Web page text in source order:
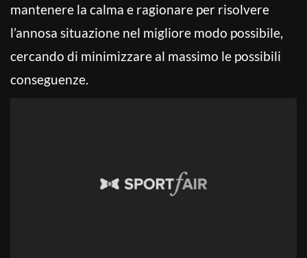
mantenere la calma e ragionare per risolvere
l’annosa situazione nel migliore modo possibile,
cercando di minimizzare al massimo le possibili
conseguenze.